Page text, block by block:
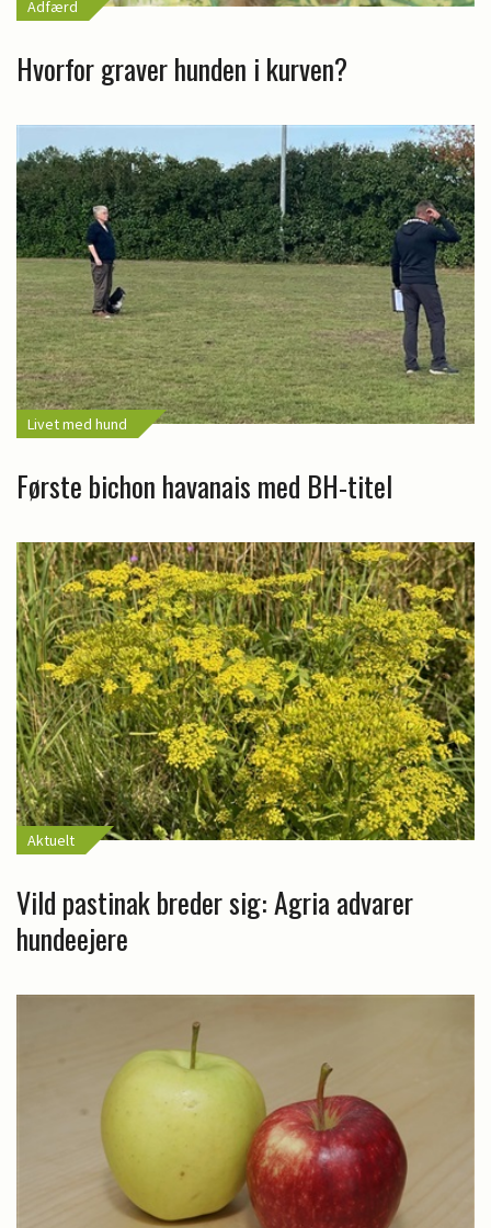
Adfærd
Hvorfor graver hunden i kurven?
Livet med hund
Første bichon havanais med BH-titel
Aktuelt
Vild pastinak breder sig: Agria advarer
hundeejere